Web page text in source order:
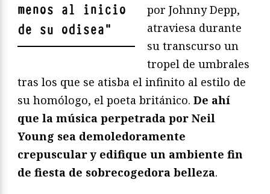
menos al inicio
de su odisea"
por Johnny Depp,
atraviesa durante
su transcurso un
tropel de umbrales
tras los que se atisba el infinito al estilo de
su homólogo, el poeta británico. De ahí
que la música perpetrada por Neil
Young sea demoledoramente
crepuscular y edifique un ambiente fin
de fiesta de sobrecogedora belleza.